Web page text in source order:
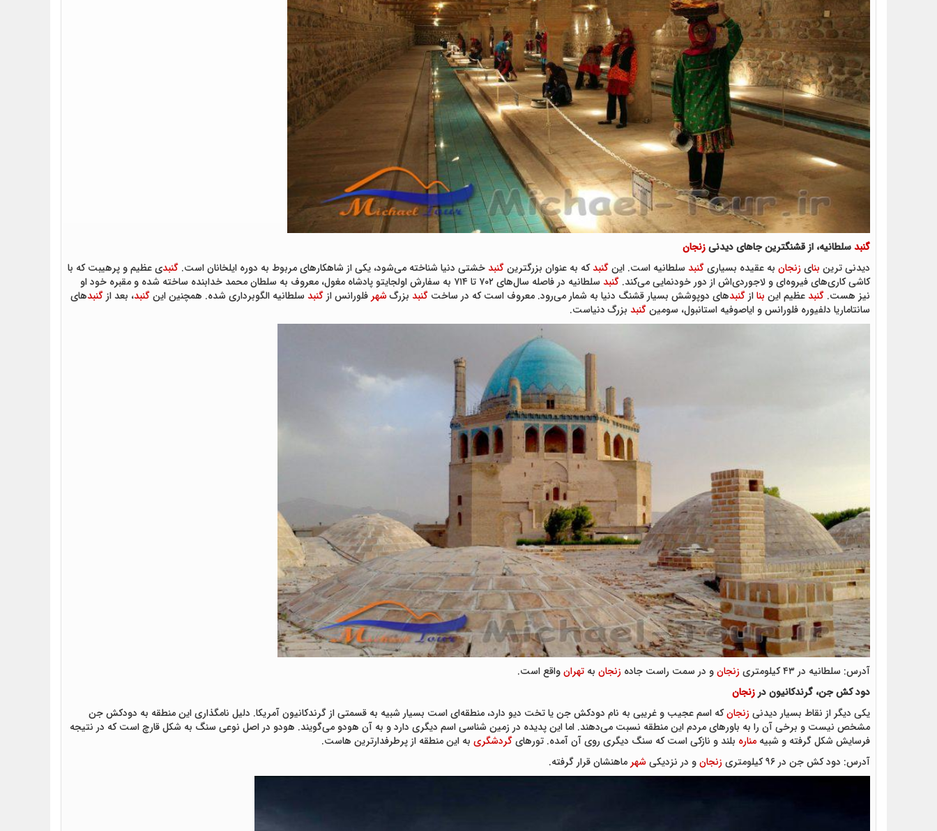
گنبدسلطانیه، از قشنگترین جاهای دیدنیزنجان
دیدنی ‌ترین بنایزنجان به عقیده بسیاریگنبد سلطانیه است. اینگنبدکه به عنوان بزرگترینگنبدخشتی دنیا شناخته می‌شود، یکی از شاهکارهای مربوط به دوره ایلخانان است. گنبدی عظیم و پرهیبت که با
کاشی کاری‌های فیروه‌ای‌ و لاجوردی‌اش از دور خودنمایی می‌کند. گنبد
سلطانیه در فاصله سال‌های ۷۰۲ تا ۷۱۴ به سفارش اولجایتو پادشاه مغول، معروف به سلطان محمد خدابنده ساخته شده و مقبره خود او
نیز هست. گنبدعظیم این بنااز گنبدهای دوپوشش بسیار قشنگ دنیا به شمار می‌رود. معروف است که در ساخت گنبد بزرگشهر فلورانس از گنبد سلطانیه الگوبرداری شده‌. همچنین اینگنبد، بعد از گنبدهای
سانتاماریا دلفیوره فلورانس و ایاصوفیه استانبول، سومینگنبد بزرگ دنیاست.
آدرس: سلطانیه در ۴۳ کیلومتری زنجانو در سمت راست جاده زنجان به تهرانواقع است.
دود کش جن، گرندکانیون در زنجان
یکی دیگر از نقاط بسیار دیدنیزنجانکه اسم عجیب و غریبی به نام دودکش جن یا تخت دیو دارد، منطقه‌ای است بسیار شبیه به قسمتی از گرندکانیون آمریکا. دلیل نامگذاری این منطقه به دودکش جن
مشخص نیست و برخی آن را به باورهای مردم این منطقه نسبت می‌دهند. اما این پدیده در زمین شناسی اسم دیگری دارد و به آن هودو می‌گویند. هودو در اصل نوعی سنگ به شکل قارچ است که در نتیجه
فرسایش شکل گرفته و شبیه مناره بلند و نازکی است که سنگ دیگری روی آن آمده. تورهایگردشگری به این منطقه از پرطرفدارترین هاست.
آدرس: دود کش جن در ۹۶ کیلومتری
زنجانو در نزدیکیشهر ماهنشان قرار گرفته.